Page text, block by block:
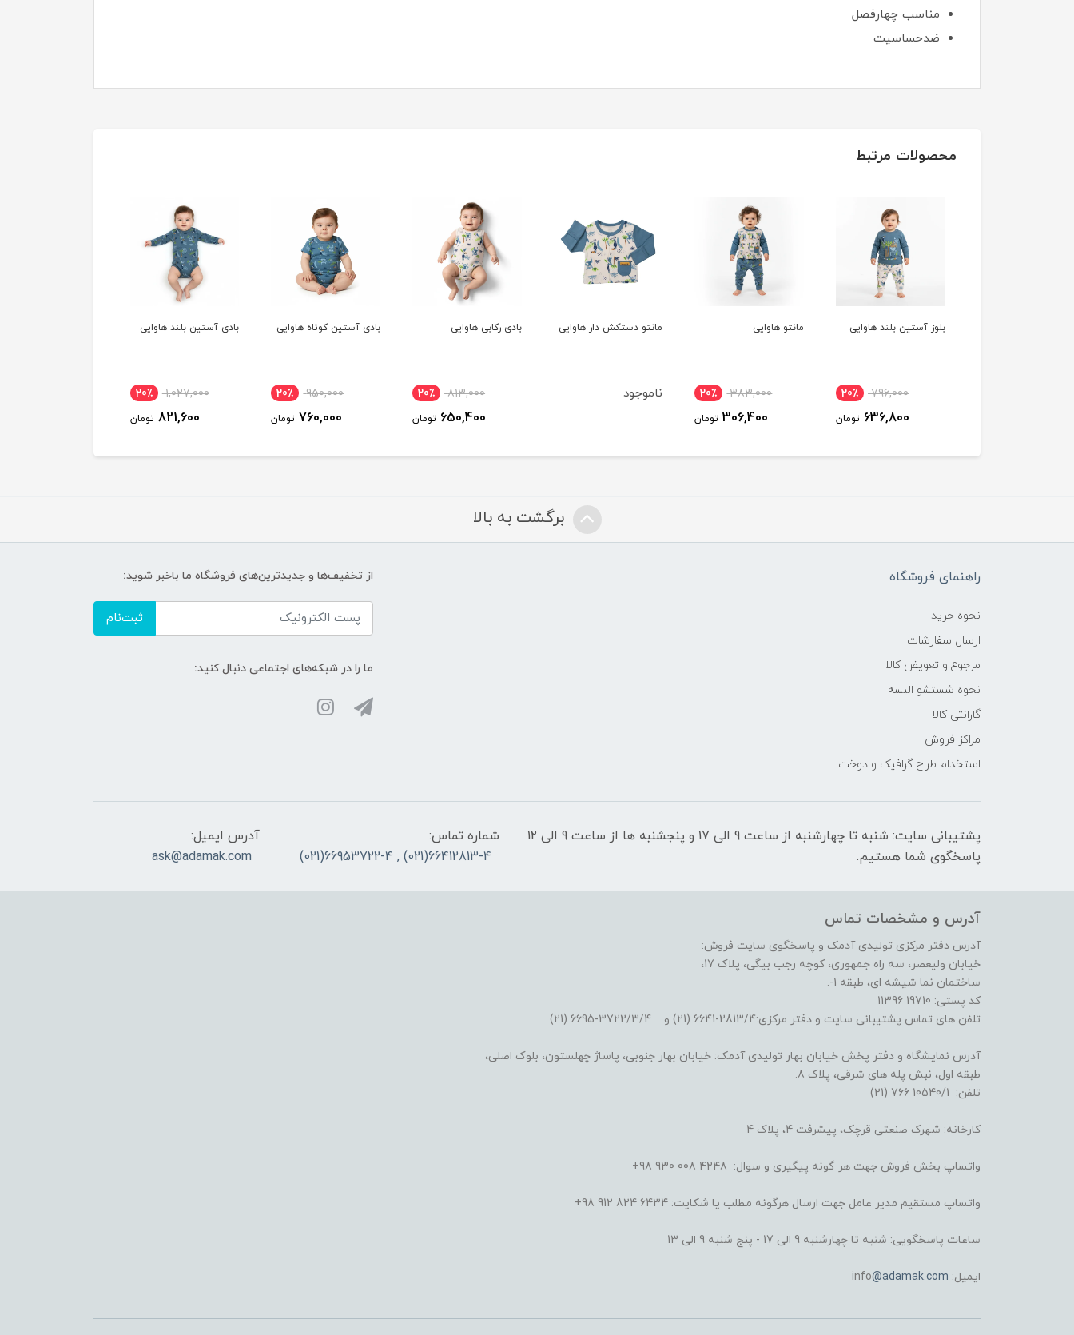
مناسب چهارفصل
ضدحساسیت
محصولات مرتبط
مانتو هاوایی
383,000 20٪
306,400 تومان
مانتو دستکش دار هاوایی
ناموجود
بادی رکابی هاوایی بادی آستین کوتاه هاوایی
950,000 20٪
760,000 تومان
بادی آستین بلند هاوایی
1,027,000 20٪
821,600 تومان
سرهمی مچدار هاوایی
ناموجود
برگشت به بالا
راهنمای فروشگاه
نحوه خرید
ارسال سفارشات
مرجوع و تعویض کالا
نحوه شستشو البسه
گارانتی کالا
مراکز فروش
استخدام طراح گرافیک و دوخت
از تخفیف‌ها و جدیدترین‌های فروشگاه ما باخبر شوید:
ثبت‌نام
ما را در شبکه‌های اجتماعی دنبال کنید:
پشتیبانی سایت: شنبه تا چهارشنبه از ساعت 9 الی 17 و پنجشنبه ها از ساعت 9 الی 12
پاسخگوی شما هستیم.
شماره تماس:
66412813-4(021) , 66953722-4(021)
آدرس ایمیل:
ask@adamak.com
آدرس و مشخصات تماس
آدرس دفتر مرکزی تولیدی آدمک و پاسخگوی سایت فروش:
خیابان ولیعصر، سه راه جمهوری، کوچه رجب بیگی، پلاک 17،
ساختمان نما شیشه ای، طبقه 1-.
کد پستی: 19710 11396
تلفن های تماس پشتیبانی سایت و دفتر مرکزی:2813/4-6641 (21) و 3722/3/4-6695 (21)
آدرس نمایشگاه و دفتر پخش خیابان بهار تولیدی آدمک: خیابان بهار جنوبی، پاساژ چهلستون، بلوک اصلی،
طبقه اول، نبش پله های شرقی، پلاک 8.
تلفن: 10540/1 766 (21)
کارخانه: شهرک صنعتی قرچک، پیشرفت 4، پلاک 4
واتساپ بخش فروش جهت هر گونه پیگیری و سوال: 4248 008 930 98+
واتساپ مستقیم مدیر عامل جهت ارسال هرگونه مطلب یا شکایت: 6434 824 912 98+
ساعات پاسخگویی: شنبه تا چهارشنبه 9 الی 17 - پنج شنبه 9 الی 13
ایمیل: info @adamak.com